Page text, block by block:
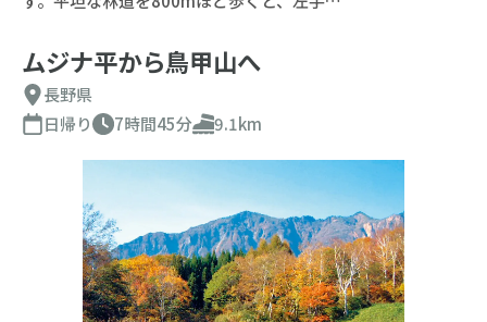
ムジナ平から鳥甲山へ
長野県
日帰り
7時間45分 9.1km